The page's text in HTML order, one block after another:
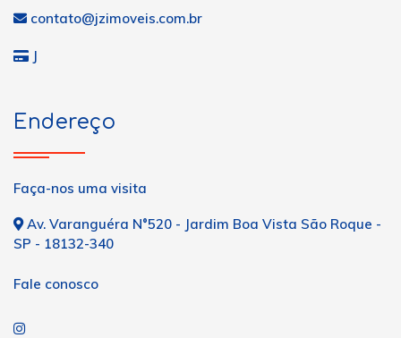
contato@jzimoveis.com.br
J
Endereço
Faça-nos uma visita
Av. Varanguéra N°520 - Jardim Boa Vista São Roque -
SP - 18132-340
Fale conosco